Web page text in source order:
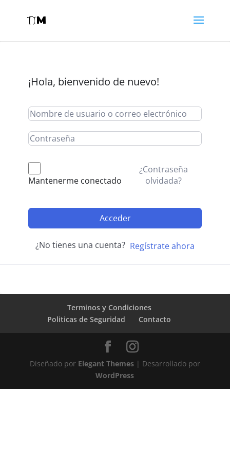
¡Hola, bienvenido de nuevo!
Mantenerme conectado
¿Contraseña
olvidada?
Acceder
¿No tienes una cuenta? Regístrate ahora
Terminos y Condiciones
Politicas de Seguridad
Contacto
Diseñado por Elegant Themes| Desarrollado por
WordPress